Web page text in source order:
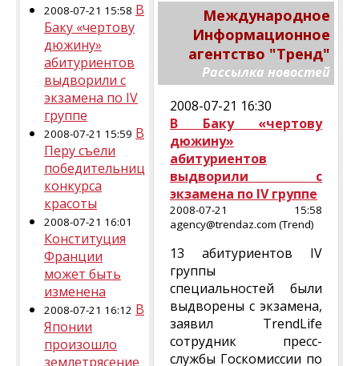
2008-07-21 15:58 В
Баку «чертову
дюжину»
абитуриентов
выдворили с
экзамена по IV
группе
2008-07-21 15:59 В
Перу съели
победительниц
конкурса
красоты
2008-07-21 16:01
Конституция
Франции
может быть
изменена
2008-07-21 16:12 В
Японии
произошло
землетрясение
Международное
Информационное
агентство "Тренд"
Рассылка новостей
2008-07-21 16:30
В Баку «чертову
дюжину»
абитуриентов
выдворили с
экзамена по IV группе
2008-07-21 15:58
agency@trendaz.com (Trend)
13 абитуриентов IV
группы
специальностей были
выдворены с экзамена,
заявил TrendLife
сотрудник пресс-
службы Госкомиссии по